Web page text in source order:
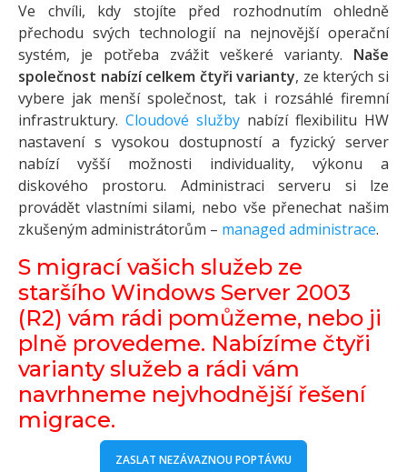
Ve chvíli, kdy stojíte před rozhodnutím ohledně
přechodu svých technologií na nejnovější operační
systém, je potřeba zvážit veškeré varianty. Naše
společnost nabízí celkem čtyři varianty, ze kterých si
vybere jak menší společnost, tak i rozsáhlé firemní
infrastruktury. Cloudové služby nabízí flexibilitu HW
nastavení s vysokou dostupností a fyzický server
nabízí vyšší možnosti individuality, výkonu a
diskového prostoru. Administraci serveru si lze
provádět vlastními silami, nebo vše přenechat našim
zkušeným administrátorům – managed administrace.
S migrací vašich služeb ze
staršího Windows Server 2003
(R2) vám rádi pomůžeme, nebo ji
plně provedeme. Nabízíme čtyři
varianty služeb a rádi vám
navrhneme nejvhodnější řešení
migrace.
ZASLAT NEZÁVAZNOU POPTÁVKU